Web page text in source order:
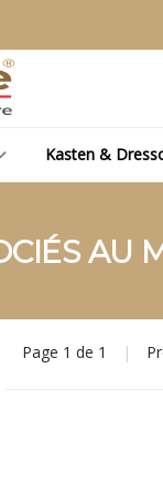
Kasten &
AU
Page 1 de 1 |